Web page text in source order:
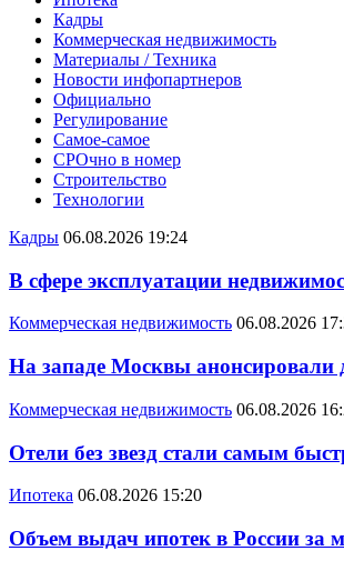
Кадры
Коммерческая недвижимость
Материалы / Техника
Новости инфопартнеров
Официально
Регулирование
Самое-самое
СРОчно в номер
Строительство
Технологии
Кадры 06.08.2026 19:24
В сфере эксплуатации
Коммерческая недвижимость 06.08.2026
На западе Москвы анонсировали
Коммерческая недвижимость 06.08.2026
Отели без звезд стали самым
Ипотека 06.08.2026 15:20
Объем выдач ипотек в России за